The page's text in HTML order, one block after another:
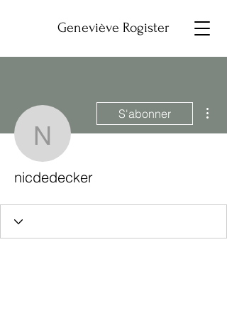
Geneviève Rogister
nicdedecker
S'abonner
nicdedecker